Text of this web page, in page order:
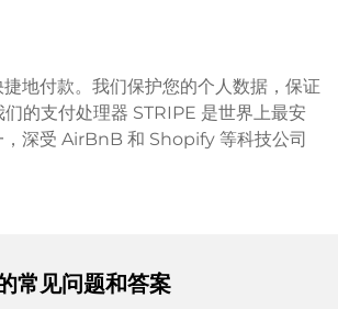
地付款。我们保护您的个人数据，保证
们的支付处理器 STRIPE 是世界上最安
，深受 AirBnB 和 Shopify 等科技公司
常见问题和答案